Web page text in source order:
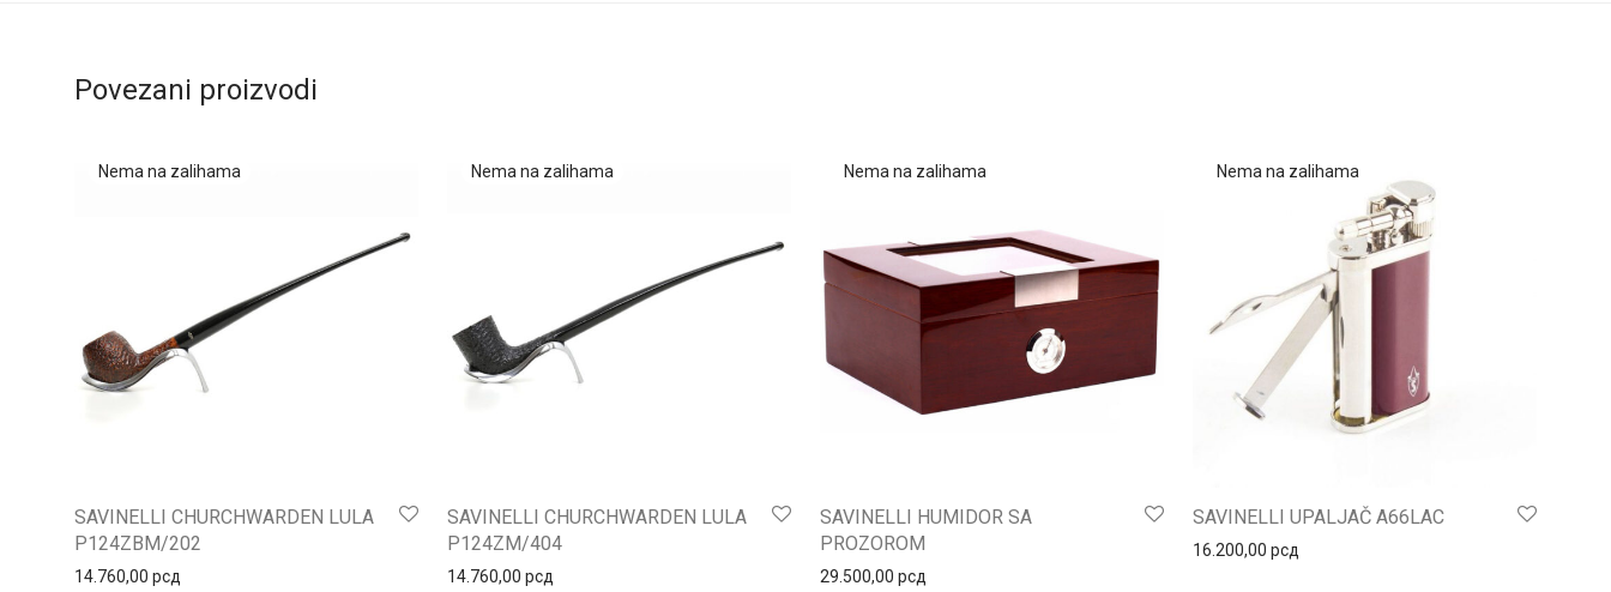
Povezani proizvodi
SAVINELLI CHURCHWARDEN LULA
P124ZBM/202
14.760,00 рсд
SAVINELLI CHURCHWARDEN LULA
P124ZM/404
14.760,00 рсд
SAVINELLI HUMIDOR SA
PROZOROM
29.500,00 рсд
SAVINELLI UPALJAČ A66LAC
16.200,00 рсд